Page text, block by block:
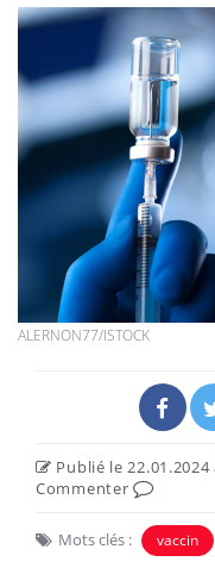
ALERNON77/ISTOCK
Publié le 22.01.2024
Commenter
Mots clés : vaccin